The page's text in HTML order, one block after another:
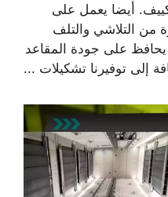
أيضا يعمل على
من التلاشي والتلف
على جودة المقاعد
إلى توفيرنا تشكيلات ...